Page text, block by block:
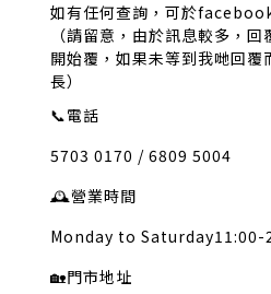
如有任何查詢，可於
（請留意，由於訊息較多，
開始覆，如果未等到我哋回
長）
📞電話
5703 0170 / 6809 5004
🕰️營業時間
Monday to Saturday11:00-
🏡門市地址